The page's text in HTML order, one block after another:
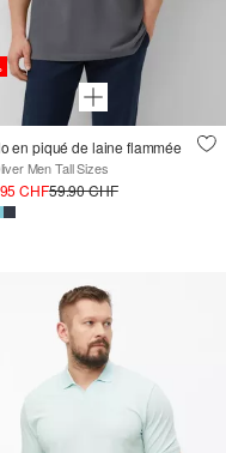
en piqué de laine flammée
Men Tall Sizes
CHF59.90 CHF